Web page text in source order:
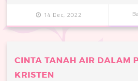
14 Dec, 2022
CINTA TANAH AIR DALAM
KRISTEN